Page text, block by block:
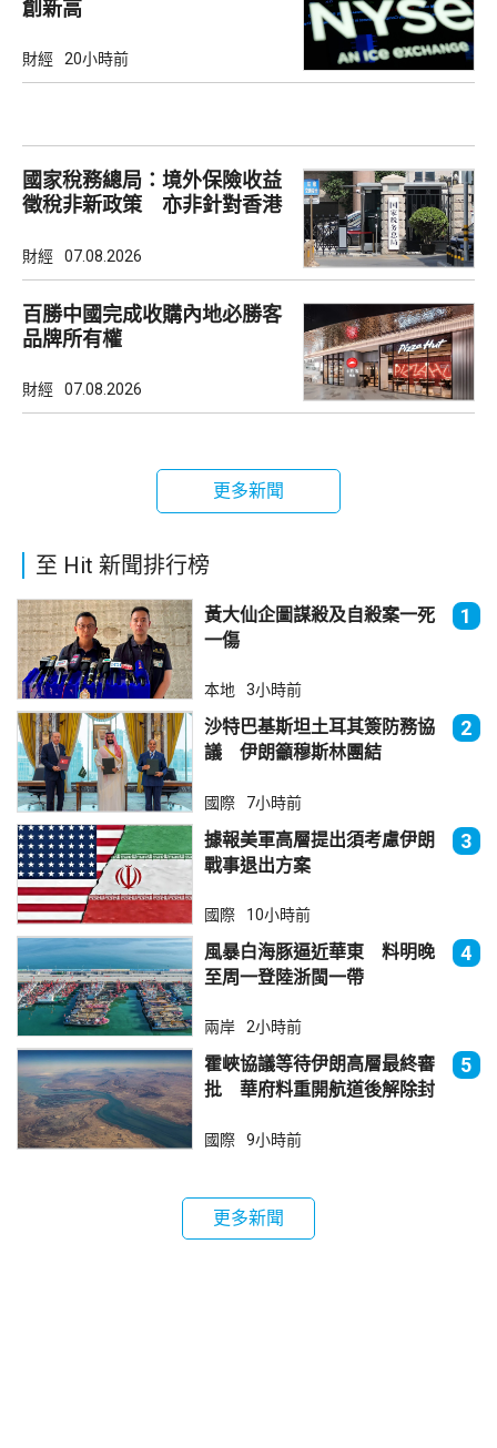
創新高
財經 20小時前
國家稅務總局：境外保險收益
徵稅非新政策 亦非針對香港
財經 07.08.2026
百勝中國完成收購內地必勝客
品牌所有權
財經 07.08.2026
更多新聞
至 Hit 新聞排行榜
黃大仙企圖謀殺及自殺案一死
一傷
1
本地 3小時前
沙特巴基斯坦土耳其簽防務協
議 伊朗籲穆斯林團結
2
國際 7小時前
據報美軍高層提出須考慮伊朗
戰事退出方案
3
國際 10小時前
風暴白海豚逼近華東 料明晚
至周一登陸浙閩一帶
4
兩岸 2小時前
霍峽協議等待伊朗高層最終審
批 華府料重開航道後解除封
5
國際 9小時前
更多新聞